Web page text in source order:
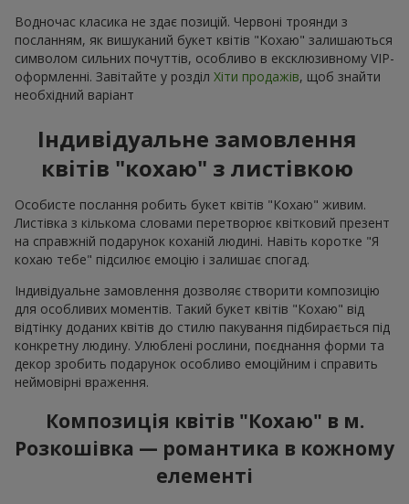
Водночас класика не здає позицій. Червоні троянди з
посланням, як вишуканий букет квітів "Кохаю" залишаються
символом сильних почуттів, особливо в ексклюзивному VIP-
оформленні. Завітайте у розділ Хіти продажів, щоб знайти
необхідний варіант
Індивідуальне замовлення
квітів "кохаю" з листівкою
Особисте послання робить букет квітів "Кохаю" живим.
Листівка з кількома словами перетворює квітковий презент
на справжній подарунок коханій людині. Навіть коротке "Я
кохаю тебе" підсилює емоцію і залишає спогад.
Індивідуальне замовлення дозволяє створити композицію
для особливих моментів. Такий букет квітів "Кохаю" від
відтінку доданих квітів до стилю пакування підбирається під
конкретну людину. Улюблені рослини, поєднання форми та
декор зробить подарунок особливо емоційним і справить
неймовірні враження.
Композиція квітів "Кохаю" в м.
Розкошівка — романтика в кожному
елементі